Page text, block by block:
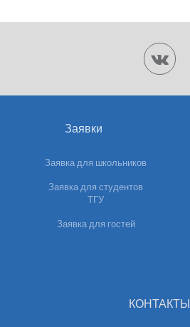
Заявки
Заявка для школьников
Заявка для студентов
ТГУ
Заявка для гостей
КОНТАКТЫ